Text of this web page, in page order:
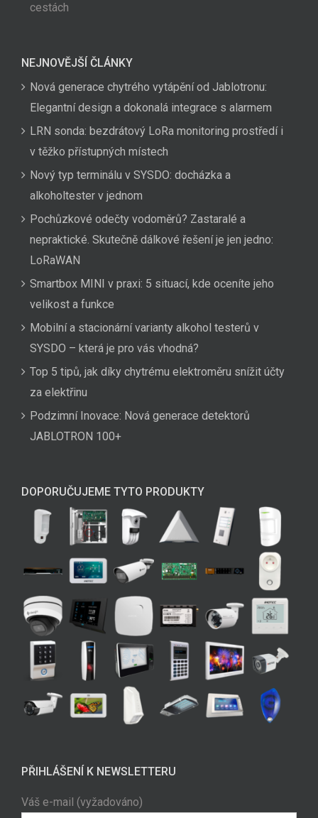
cestách
NEJNOVĚJŠÍ ČLÁNKY
Nová generace chytrého vytápění od Jablotronu:
Elegantní design a dokonalá integrace s alarmem
LRN sonda: bezdrátový LoRa monitoring prostředí i
v těžko přístupných místech
Nový typ terminálu v SYSDO: docházka a
alkoholtester v jednom
Pochůzkové odečty vodoměrů? Zastaralé a
nepraktické. Skutečně dálkové řešení je jen jedno:
LoRaWAN
Smartbox MINI v praxi: 5 situací, kde oceníte jeho
velikost a funkce
Mobilní a stacionární varianty alkohol testerů v
SYSDO – která je pro vás vhodná?
Top 5 tipů, jak díky chytrému elektroměru snížit účty
za elektřinu
Podzimní Inovace: Nová generace detektorů
JABLOTRON 100+
DOPORUČUJEME TYTO PRODUKTY
PŘIHLÁŠENÍ K NEWSLETTERU
Váš e-mail (vyžadováno)